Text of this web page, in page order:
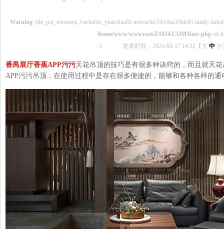
Warning: file_put_contents(./cachefile_yuan/hao81.net/cache/34/c9aa3/9dc81.html):
/home/www/wwwroot/Z1024.COM/func.php on
-1
发表时间：2021-03-17 14:32【 大 中 小
番禺展厅香蕉APP污污天花吊顶的技巧是有很多种诀窍的，而且就天
APP污污吊顶，在使用过程中是存在很多便捷的，能够和各种各样的通